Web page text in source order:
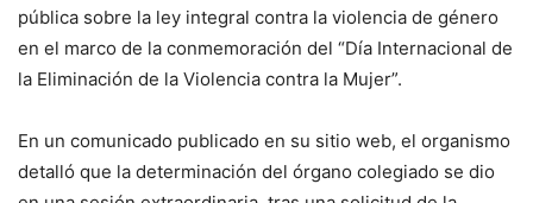
pública sobre la ley integral contra la violencia de género
en el marco de la conmemoración del “Día Internacional de
la Eliminación de la Violencia contra la Mujer”.
En un comunicado publicado en su sitio web, el organismo
detalló que la determinación del órgano colegiado se dio